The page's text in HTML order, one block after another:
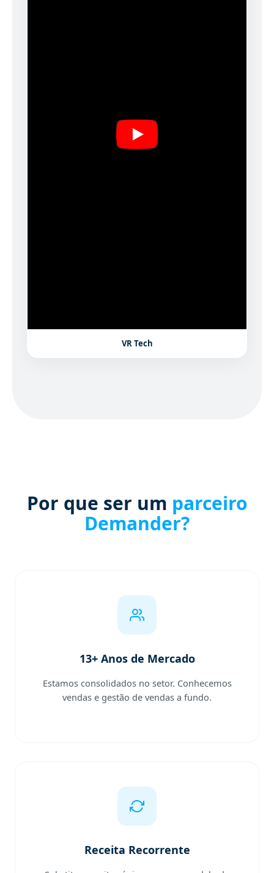
VR Tech
Por que ser um parceiro
Demander?
13+ Anos de Mercado
Estamos consolidados no setor. Conhecemos
vendas e gestão de vendas a fundo.
Receita Recorrente